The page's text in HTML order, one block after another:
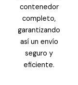
contenedor
completo,
garantizando
así un envío
seguro y
eficiente.